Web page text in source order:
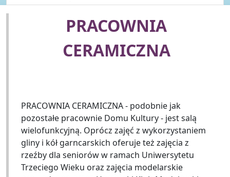
PRACOWNIA
CERAMICZNA
PRACOWNIA CERAMICZNA - podobnie jak
pozostałe pracownie Domu Kultury - jest salą
wielofunkcyjną. Oprócz zajęć z wykorzystaniem
gliny i kół garncarskich oferuje też zajęcia z
rzeźby dla seniorów w ramach Uniwersytetu
Trzeciego Wieku oraz zajęcia modelarskie